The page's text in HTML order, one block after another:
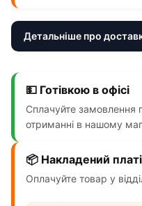
Детальніше про
💵 Готівкою в офісі
Сплачуйте замовлення
отриманні в нашому
📦 Накладений
Оплачуйте товар у